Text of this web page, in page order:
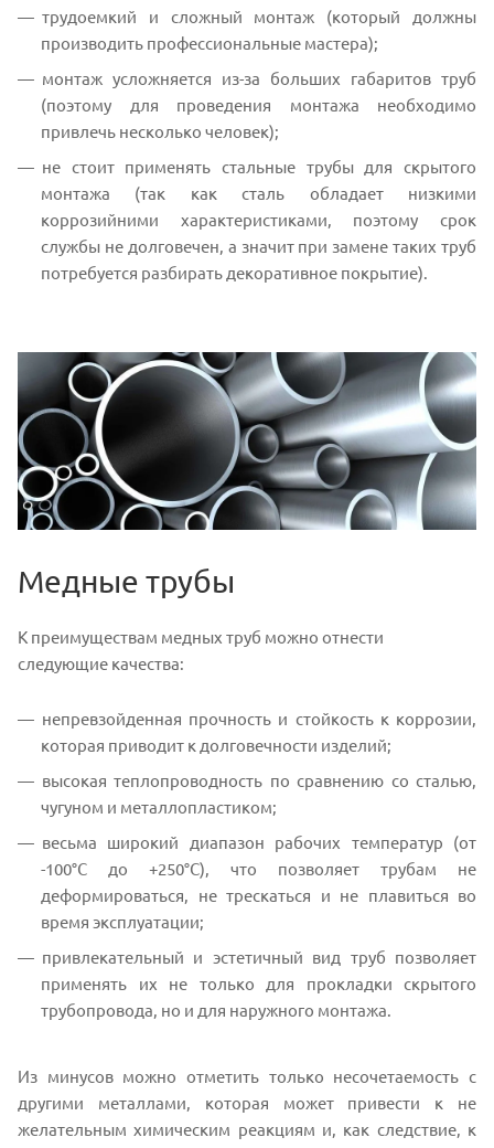
трудоемкий и сложный монтаж (который должны
производить профессиональные мастера);
монтаж усложняется из-за больших габаритов труб
(поэтому для проведения монтажа необходимо
привлечь несколько человек);
не стоит применять стальные трубы для скрытого
монтажа (так как сталь обладает низкими
коррозийними характеристиками, поэтому срок
службы не долговечен, а значит при замене таких труб
потребуется разбирать декоративное покрытие).
Медные трубы
К преимуществам медных труб можно отнести
следующие качества:
непревзойденная прочность и стойкость к коррозии,
которая приводит к долговечности изделий;
высокая теплопроводность по сравнению со сталью,
чугуном и металлопластиком;
весьма широкий диапазон рабочих температур (от
-100°С до +250°С), что позволяет трубам не
деформироваться, не трескаться и не плавиться во
время эксплуатации;
привлекательный и эстетичный вид труб позволяет
применять их не только для прокладки скрытого
трубопровода, но и для наружного монтажа.
Из минусов можно отметить только несочетаемость с
другими металлами, которая может привести к не
желательным химическим реакциям и, как следствие, к